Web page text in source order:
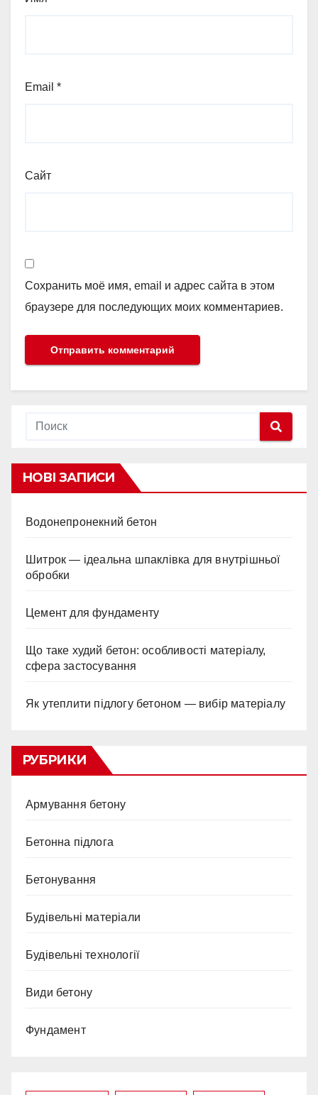
Email *
Сайт
Сохранить моё имя, email и адрес сайта в этом
браузере для последующих моих комментариев.
НОВІ ЗАПИСИ
Водонепронекний бетон
Шитрок — ідеальна шпаклівка для внутрішньої
обробки
Цемент для фундаменту
Що таке худий бетон: особливості матеріалу,
сфера застосування
Як утеплити підлогу бетоном — вибір матеріалу
РУБРИКИ
Армування бетону
Бетонна підлога
Бетонування
Будівельні матеріали
Будівельні технології
Види бетону
Фундамент